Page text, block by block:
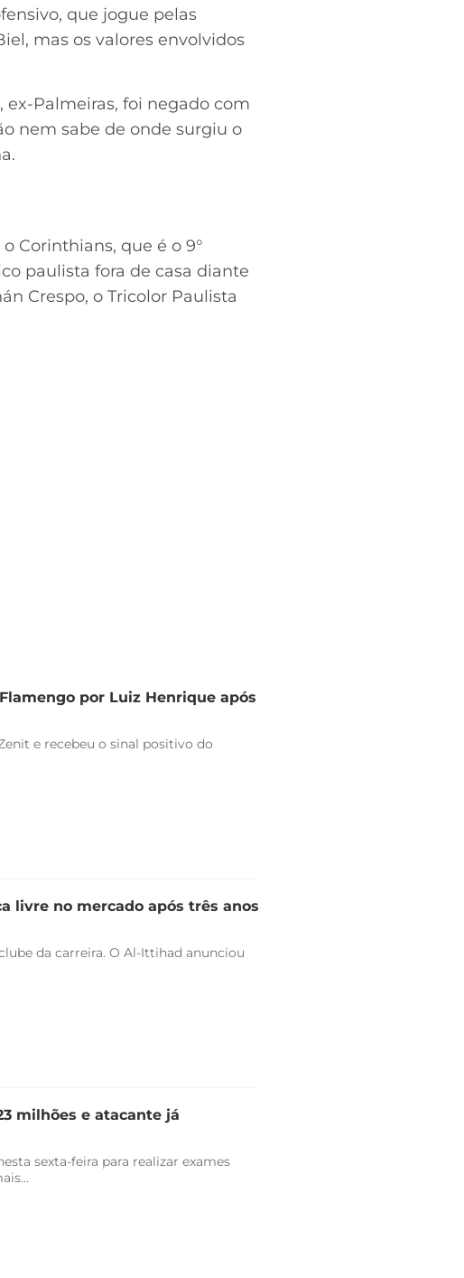
que jogue pelas
mas os valores envolvidos
Palmeiras, foi negado com
nem sabe de onde surgiu o
Corinthians, que é o 9°
paulista fora de casa diante
Crespo, o Tricolor Paulista
por Luiz Henrique após
e recebeu o sinal positivo do
livre no mercado após três anos
da carreira. O Al-Ittihad anunciou
milhões e atacante já
sexta-feira para realizar exames